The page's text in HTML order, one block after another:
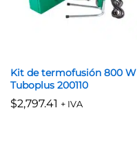
Kit de termofusión 800 W
Tuboplus 200110
$2,797.41 + IVA